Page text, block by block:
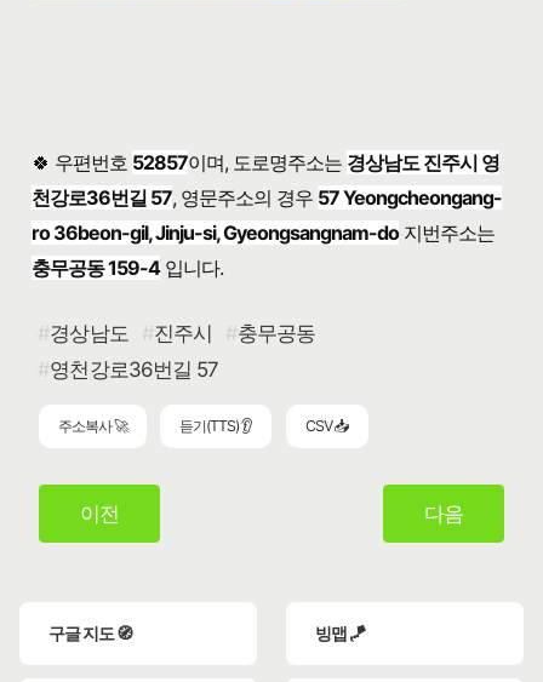
🍀 우편번호 52857이며, 도로명주소는 경상남도 진주시 영
천강로36번길 57, 영문주소의 경우 57 Yeongcheongang-
ro 36beon-gil, Jinju-si, Gyeongsangnam-do지번주소는
충무공동 159-4입니다.
경상남도 진주시
충무공동
영천강로36번길 57
주소복사 🚀 듣기(TTS) 👂 CSV 📥
이전 다음
구글 지도 🧭 빙맵 🪁